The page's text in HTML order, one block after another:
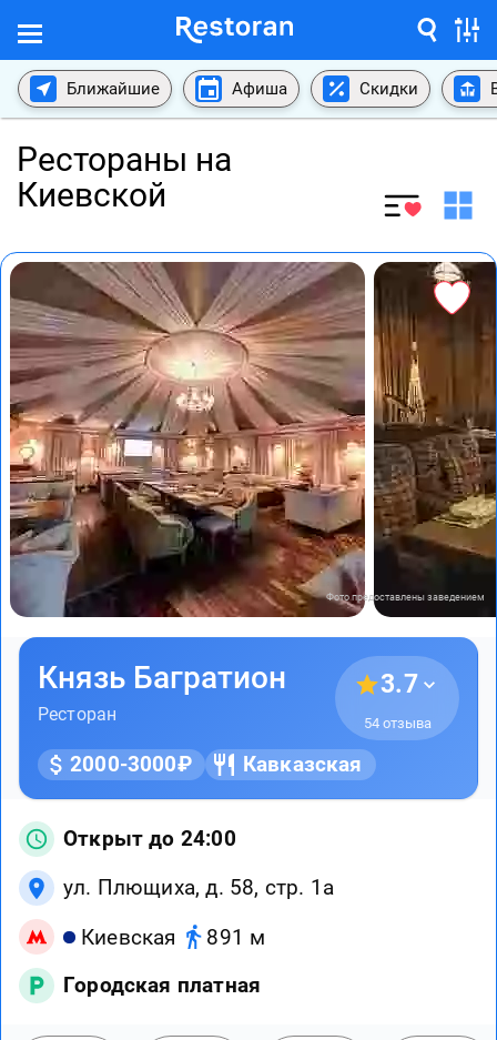
Ближайшие Афиша Скидки
Рестораны на
Киевской
Фото предоставлены заведением
Князь Багратион
Ресторан
3.7
54 отзыва
2000-3000₽ Кавказская
Открыт до 24:00
ул. Плющиха, д. 58, стр. 1а
Киевская
891 м
Городская платная